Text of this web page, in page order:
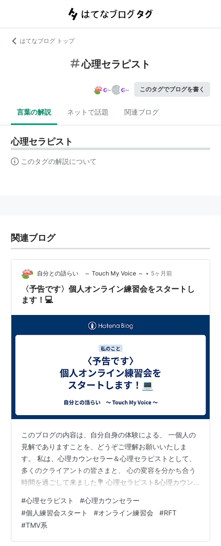
はてなブログ トップ
心理セラピスト
このタグでブログを書く
言葉の解説 ネットで話題 関連ブログ
心理セラピスト
このタグの解説について
関連ブログ
自分との語らい ～ Touch My Voice ～ • 5ヶ月前
〈予告です〉個人オンライン練習会をスタートし
ます！💻
このブログの内容は、自分自身の体験による、 一個人の
見解でありますことを、どうぞご理解お願いいたしま
す。 私は、心理カウンセラー＆心理セラピストとして、
多くのクライアントの皆さまと、 心の変容を分かち合う
時間を過ごして来ました💐 心理セラピスト&心理カウン
ます。 それと同時に、社会性と言いますか、 側面を変え
て、心の動きを見ること・知ること・探究することが 私
にとって、大切な糧となるため、 一般企業のお仕事をし
ていても、心の動きを学び続けています。 これまで私自
#心理セラピスト #心理カウンセラー
#個人練習会スタート #オンライン練習会 #RFT
#TMV系